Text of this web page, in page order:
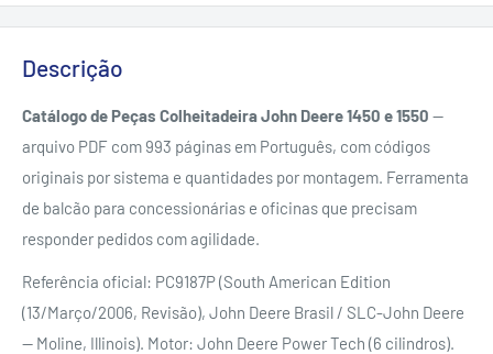
Descrição
Catálogo de Peças Colheitadeira John Deere 1450 e 1550 —
arquivo PDF com 993 páginas em Português, com códigos
originais por sistema e quantidades por montagem. Ferramenta
de balcão para concessionárias e oficinas que precisam
responder pedidos com agilidade.
Referência oficial: PC9187P (South American Edition
(13/Março/2006, Revisão), John Deere Brasil / SLC-John Deere
— Moline, Illinois). Motor: John Deere Power Tech (6 cilindros).